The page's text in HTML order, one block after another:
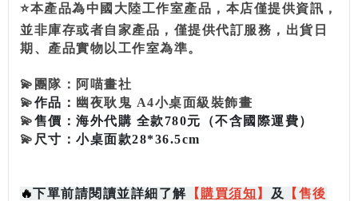
⭐本產品為中國大陸工作室產品，本店僅提供資訊，
並非庫存或者自家產品，僅提供代訂服務，出貨日
期、產品實物以工作室為準。
💫 團隊： 阿喵畫社
💫作品： 幽夜耿鬼 A4小桌面級裝飾畫
💫售價： 海外代購 全款780元 （不含國際運費）
💫 尺寸： 小桌面款28*36.5cm
🔥下單前請閱讀並詳細了解 【 購買須知 】 及 【售後